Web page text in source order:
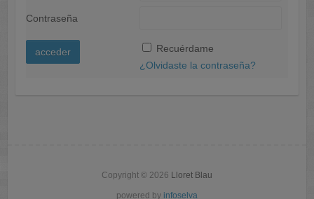
Contraseña
A
Recuérdame
¿Olvidaste la contraseña?
Copyright © 2026 Lloret Blau
powered by infoselva